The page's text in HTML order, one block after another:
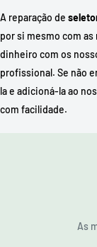
A reparação de
por si mesmo com
dinheiro com os
profissional. Se não
la e adicioná-la ao
com facilidade.
As